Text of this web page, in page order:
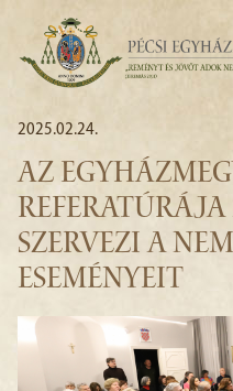
2025.02.24.
AZ
SZERVEZI A
ESEMÉNYEIT